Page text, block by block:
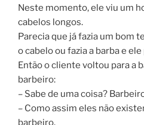
Neste momento, ele viu um
cabelos longos.
Parecia que já fazia um bom
o cabelo ou fazia a barba e
Então o cliente voltou para a
barbeiro:
– Sabe de uma coisa?
– Como assim eles não
barbeiro.